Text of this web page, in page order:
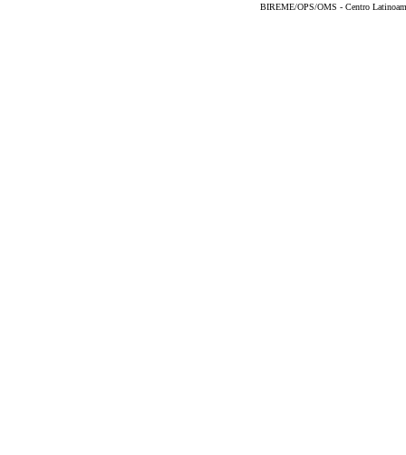
BIREME/OPS/OMS - Centro